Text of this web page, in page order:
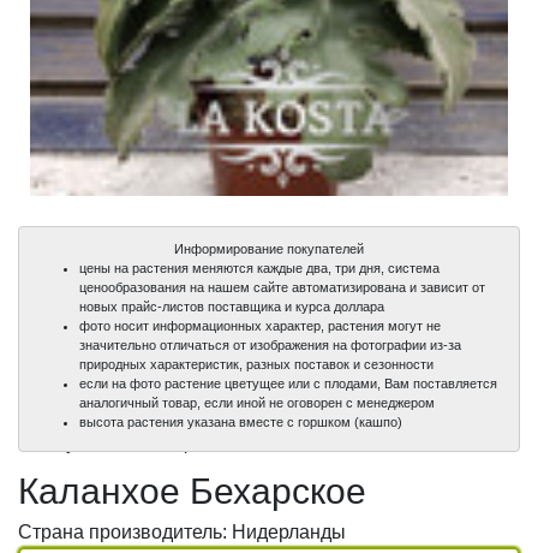
100%
Информирование покупателей
цены на растения меняются каждые два, три дня, система
ценообразования на нашем сайте автоматизирована и зависит от
новых прайс-листов поставщика и курса доллара
фото носит информационных характер, растения могут не
значительно отличаться от изображения на фотографии из-за
природных характеристик, разных поставок и сезонности
если на фото растение цветущее или с плодами, Вам поставляется
аналогичный товар, если иной не оговорен с менеджером
высота растения указана вместе с горшком (кашпо)
Каланхое Бехарское
Страна производитель: Нидерланды